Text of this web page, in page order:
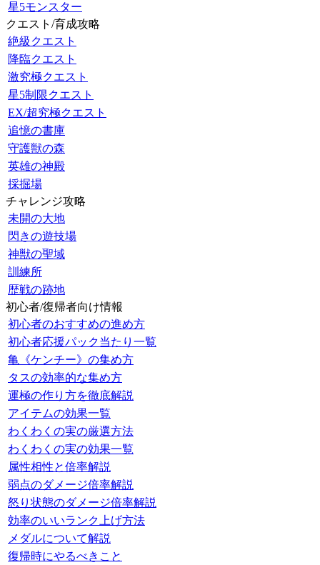
星5モンスター
クエスト/育成攻略
絶級クエスト
降臨クエスト
激究極クエスト
星5制限クエスト
EX/超究極クエスト
追憶の書庫
守護獣の森
英雄の神殿
採掘場
チャレンジ攻略
未開の大地
閃きの遊技場
神獣の聖域
訓練所
歴戦の跡地
初心者/復帰者向け情報
初心者のおすすめの進め方
初心者応援パック当たり一覧
亀《ケンチー》の集め方
タスの効率的な集め方
運極の作り方を徹底解説
アイテムの効果一覧
わくわくの実の厳選方法
わくわくの実の効果一覧
属性相性と倍率解説
弱点のダメージ倍率解説
怒り状態のダメージ倍率解説
効率のいいランク上げ方法
メダルについて解説
復帰時にやるべきこと